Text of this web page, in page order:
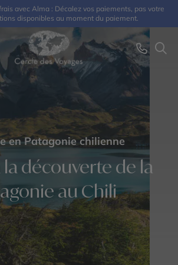
avec Alma : Décalez vos paiements, pas votre
disponibles au moment du paiement.
en Patagonie chilienne
la découverte de la
au Chili